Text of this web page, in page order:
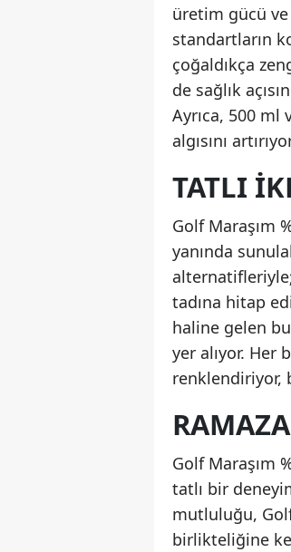
üretim gücü ve
standartların
çoğaldıkça
de sağlık
Ayrıca, 500 ml
algısını
TATLI
Golf Maraşım
yanında
tadına hitap
haline gelen
yer alıyor. Her
renklendiriyor,
Golf Maraşım
tatlı bir
mutluluğu,
birlikteliğine